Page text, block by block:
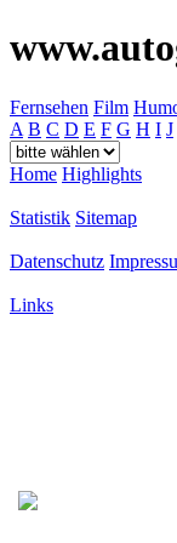
Fernsehen Film
A B C D E F G H I J
Home Highlights
Statistik Sitemap
Datenschutz
Links